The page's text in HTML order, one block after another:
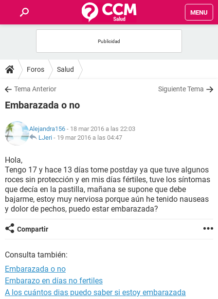
MENU
FOROS
SALUD
NUTRICIÓN
BIENESTAR
SEXUALIDAD
GLOSARIO
Foros Salud
Tema Anterior Siguiente Tema
Embarazada o no
Alejandra156 - 18 mar 2016 a las 22:03
LJeri - 19 mar 2016 a las 04:47
Hola,
Tengo 17 y hace 13 días tome postday ya que tuve algunos
roces sin protección y en mis días fértiles, tuve los síntomas
que decía en la pastilla, mañana se supone que debe
bajarme, estoy muy nerviosa porque aún he tenido nauseas
y dolor de pechos, puedo estar embarazada?
Compartir
Consulta también:
Embarazada o no
Embarazo en días no fertiles
A los cuántos dias puedo saber si estoy embarazada